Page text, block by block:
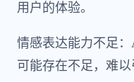
用户的体验。
情感表达能力不足
可能存在不足，难以